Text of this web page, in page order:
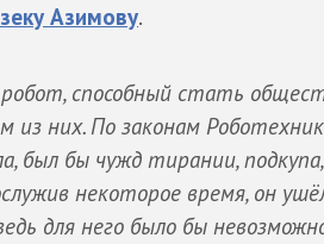
Азимову.
робот, способный стать
из них. По законам
был бы чужд тирании,
некоторое время, он
для него было бы